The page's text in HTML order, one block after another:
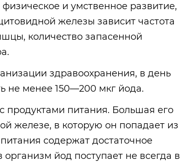
и умственное развитие,
железы зависит частота
количество запасенной
здравоохранения, в день
не менее 150—200 мкг йода.
продуктами питания. Большая его
железе, в которую он попадает из
содержат достаточное
организм йод поступает не всегда в